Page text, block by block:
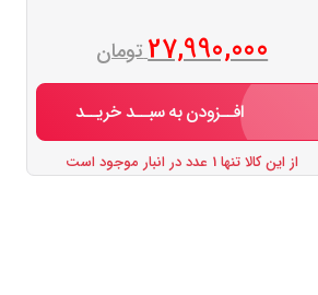
27,990,000تومان
افــزودن به سبــد خریــد
از این کالا تنها 1 عدد در انبار موجود است